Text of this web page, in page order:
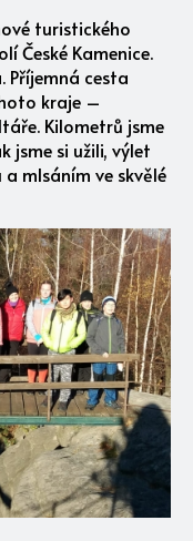
turistického
České Kamenice.
Příjemná cesta
kraje –
Kilometrů jsme
jsme si užili, výlet
mlsáním ve skvělé